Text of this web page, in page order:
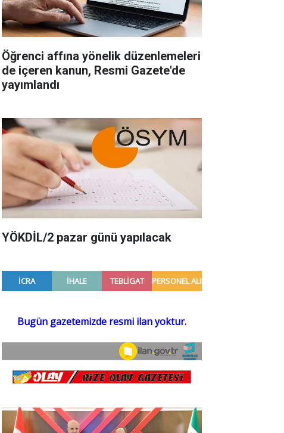
Öğrenci affına yönelik düzenlemeleri
de içeren kanun, Resmi Gazete'de
yayımlandı
YÖKDİL/2 pazar günü yapılacak